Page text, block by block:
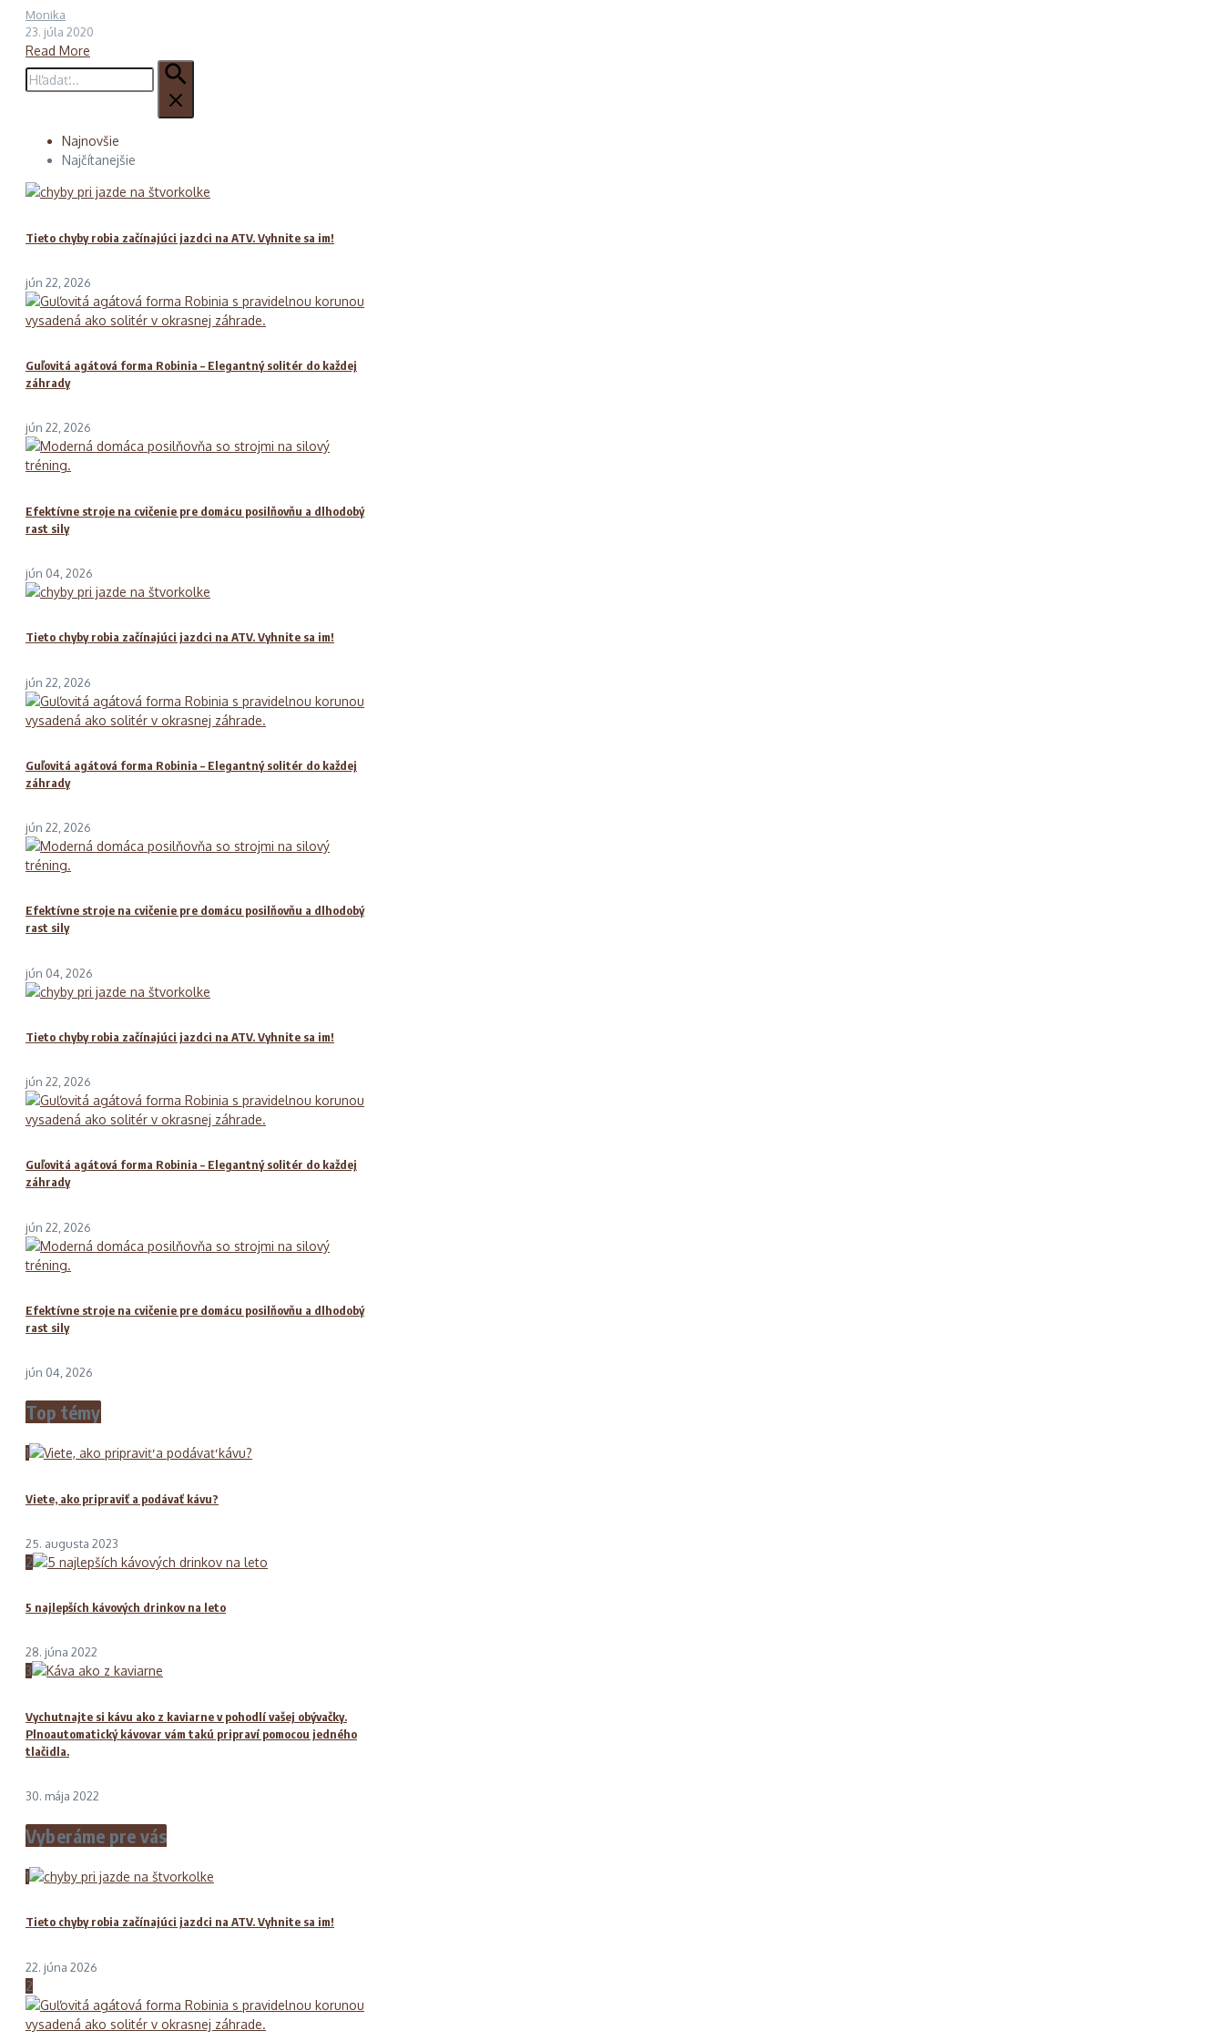
Monika
23. júla 2020
Read More
Hľadať:
Najnovšie
Najčítanejšie
Tieto chyby robia začínajúci jazdci na ATV. Vyhnite sa im!
jún 22, 2026
Guľovitá agátová forma Robinia – Elegantný solitér do každej
záhrady
jún 22, 2026
Efektívne stroje na cvičenie pre domácu posilňovňu a dlhodobý
rast sily
jún 04, 2026
Tieto chyby robia začínajúci jazdci na ATV. Vyhnite sa im!
jún 22, 2026
Guľovitá agátová forma Robinia – Elegantný solitér do každej
záhrady
jún 22, 2026
Efektívne stroje na cvičenie pre domácu posilňovňu a dlhodobý
rast sily
jún 04, 2026
Tieto chyby robia začínajúci jazdci na ATV. Vyhnite sa im!
jún 22, 2026
Guľovitá agátová forma Robinia – Elegantný solitér do každej
záhrady
jún 22, 2026
Efektívne stroje na cvičenie pre domácu posilňovňu a dlhodobý
rast sily
jún 04, 2026
Top témy
1
Viete, ako pripraviť a podávať kávu?
25. augusta 2023
2
5 najlepších kávových drinkov na leto
28. júna 2022
3
Vychutnajte si kávu ako z kaviarne v pohodlí vašej obývačky.
Plnoautomatický kávovar vám takú pripraví pomocou jedného
tlačidla.
30. mája 2022
Vyberáme pre vás
1
Tieto chyby robia začínajúci jazdci na ATV. Vyhnite sa im!
22. júna 2026
2